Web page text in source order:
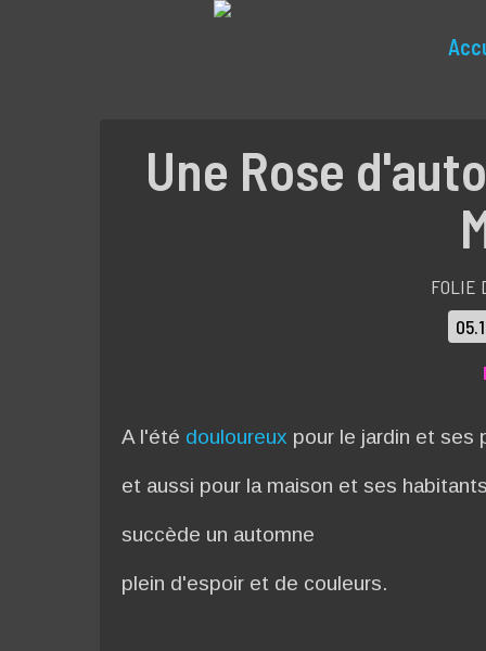
Une Rose
FOLIE
A l'été douloureux pour le jardin et ses
et aussi pour la maison et ses
succède un automne
plein d'espoir et de couleurs.